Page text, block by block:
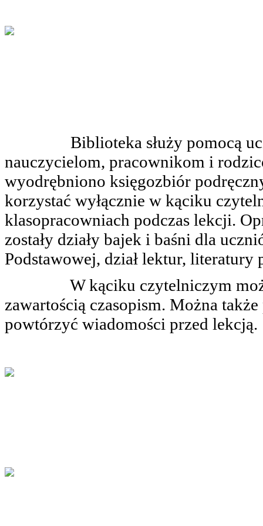
Biblioteka służy pomocą
nauczycielom, pracownikom i
wyodrębniono księgozbiór
korzystać wyłącznie w kąciku
klasopracowniach podczas lekcji.
zostały działy bajek i baśni dla
Podstawowej, dział lektur, literatury
W kąciku czytelniczym
zawartością czasopism. Można
powtórzyć wiadomości przed lekcją.